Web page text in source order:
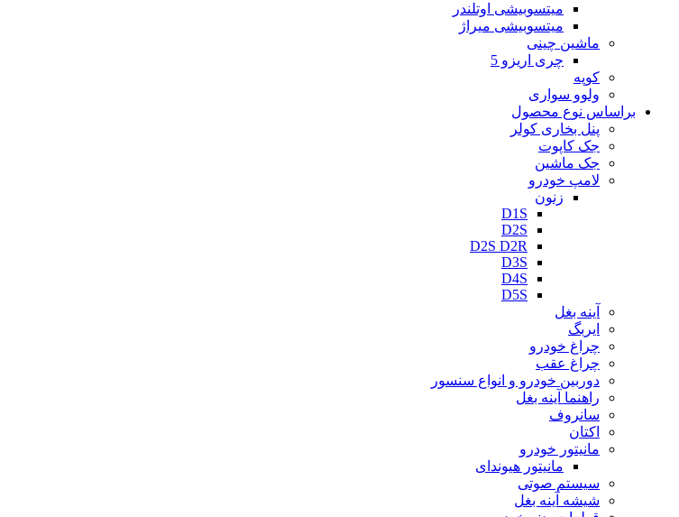
میتسوبیشی اوتلندر
میتسوبیشی میراژ
ماشین چینی
چری اریزو 5
کوپه
ولوو سواری
براساس نوع محصول
پنل بخاری کولر
جک کاپوت
جک ماشین
لامپ خودرو
زنون
D1S
D2S
D2S D2R
D3S
D4S
D5S
آینه بغل
ایربگ
چراغ خودرو
چراغ عقب
دوربین خودرو و انواع سنسور
راهنما آینه بغل
سانروف
اکتان
مانیتور خودرو
مانیتور هیوندای
سیستم صوتی
شیشه آینه بغل